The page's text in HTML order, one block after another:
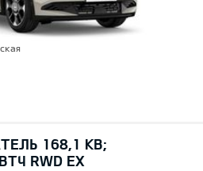
168,1 КВ;
RWD EX